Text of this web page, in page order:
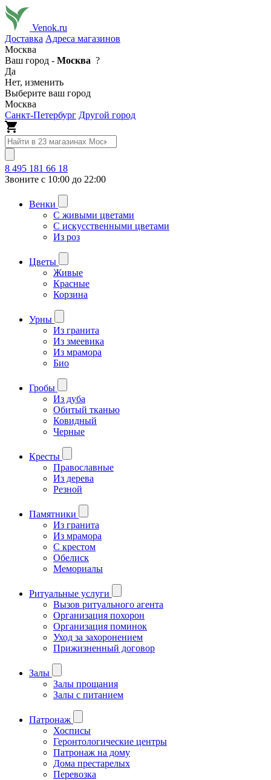
Venok.ru
Доставка Адреса магазинов
Москва
Ваш город - Москва ?
Да
Нет, изменить
Выберите ваш город
Москва
Санкт-Петербург Другой город
8 495 181 66 18
Звоните с 10:00 до 22:00
Венки
С живыми цветами
С искусственными цветами
Из роз
Цветы
Живые
Красные
Корзина
Урны
Из гранита
Из змеевика
Из мрамора
Био
Гробы
Из дуба
Обитый тканью
Ковидный
Черные
Кресты
Православные
Из дерева
Резной
Памятники
Из гранита
Из мрамора
С крестом
Обелиск
Мемориалы
Ритуальные услуги
Вызов ритуального агента
Организация похорон
Организация поминок
Уход за захоронением
Прижизненный договор
Залы
Залы прощания
Залы с питанием
Патронаж
Хосписы
Геронтологические центры
Патронаж на дому
Дома престарелых
Перевозка